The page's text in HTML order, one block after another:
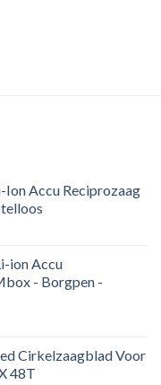
Ion Accu Reciprozaag
ion Accu
- Borgpen -
Cirkelzaagblad Voor
48T